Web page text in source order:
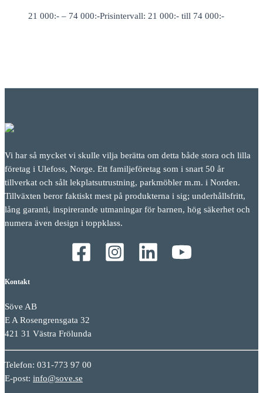
21 000:- – 74 000:-Prisintervall: 21 000:- till 74 000:-
Vi har så mycket vi skulle vilja berätta om detta både stora och lilla
företag i Ulefoss, Norge. Ett familjeföretag som i snart 50 år
tillverkat och sålt lekplatsutrustning, parkmöbler m.m. i Norden.
Tillväxten beror faktiskt mest på produkterna i sig; underhållsfritt,
lång garanti, inspirerande utmaningar för barnen, hög säkerhet och
numera även design i toppklass.
Kontakt
Söve AB
E A Rosengrensgata 32
421 31 Västra Frölunda
Telefon: 031-773 97 00
E-post: info@sove.se